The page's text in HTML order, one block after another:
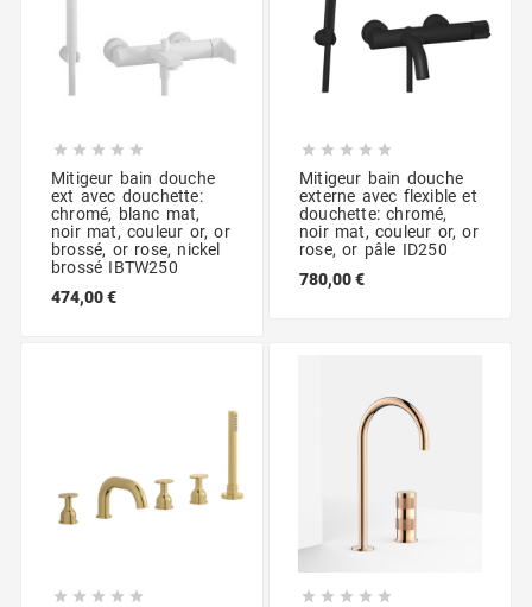
    
Mitigeur bain douche
ext avec douchette:
chromé, blanc mat,
noir mat, couleur or, or
brossé, or rose, nickel
brossé IBTW250
474,00 €
    
Mitigeur bain douche
externe avec flexible et
douchette: chromé,
noir mat, couleur or, or
rose, or pâle ID250
780,00 €
         